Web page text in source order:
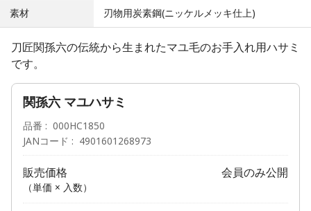
素材 刃物用炭素鋼(ニッケルメッキ仕上)
刀匠関孫六の伝統から生まれたマユ毛のお手入れ用ハサミ
です。
関孫六 マユハサミ
品番
000HC1850
JANコード
4901601268973
販売価格
（単価 × 入数）
会員のみ公開